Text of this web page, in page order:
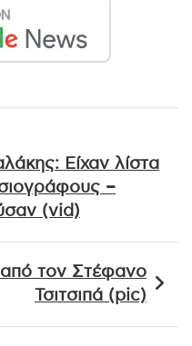
Eίχαν λίστα
–
(vid)
τον Στέφανο
Τσιτσιπά (pic)